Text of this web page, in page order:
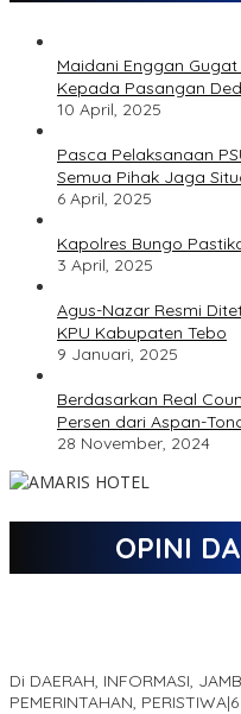
Maidani Enggan
Kepada Pasangan
10 April, 2025
Pasca Pelaksanaan
Semua Pihak Jaga
6 April, 2025
Kapolres Bungo
3 April, 2025
Agus-Nazar Resmi
KPU Kabupaten Tebo
9 Januari, 2025
Berdasarkan Real
Persen dari Aspan-
28 November, 2024
OPINI
Di DAERAH, INFORMASI,
PEMERINTAHAN, PERISTIWA|